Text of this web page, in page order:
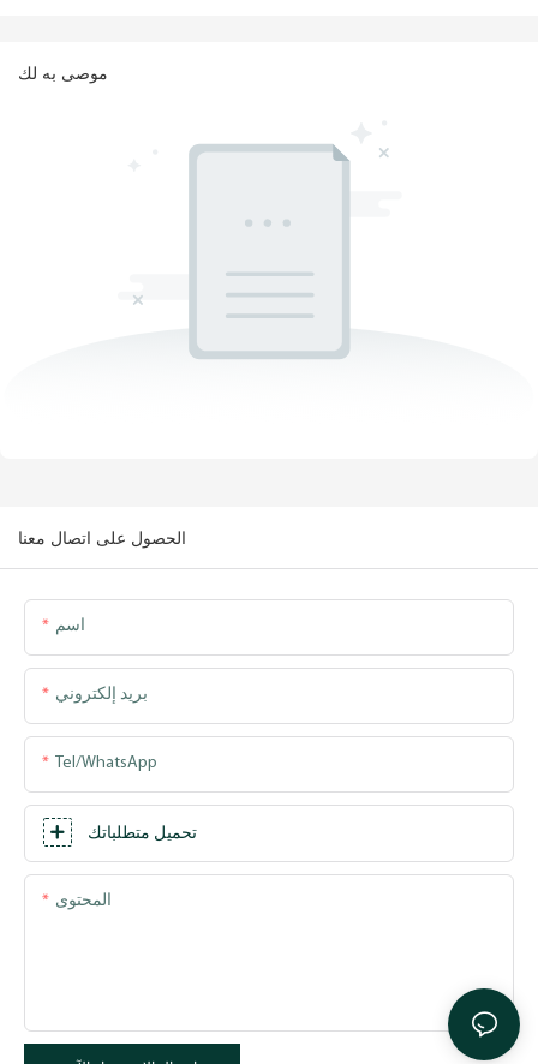
موصى به لك
الحصول على اتصال معنا
اسم
بريد إلكتروني
Tel/WhatsApp
تحميل متطلباتك
المحتوى